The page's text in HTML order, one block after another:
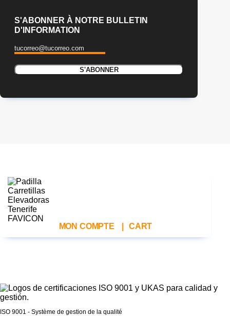
S'ABONNER À NOTRE BULLETIN
D'INFORMATION
MON COMPTE CART
ISO 9001 - Système de gestion de la qualité